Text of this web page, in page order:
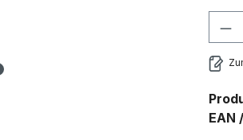
EAN